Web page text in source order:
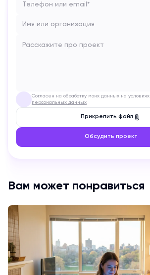
Вам может понравиться
Телефон или email*
Имя или организация
Расскажите про проект
Согласен на обработку моих данных на условиях
персональных данных
Прикрепить файл
Обсудить проект